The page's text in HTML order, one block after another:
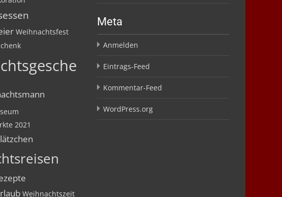
Weihnachtsfest
2021
Weihnachtszeit
Meta
Anmelden
Eintrags-Feed
Kommentar-Feed
WordPress.org